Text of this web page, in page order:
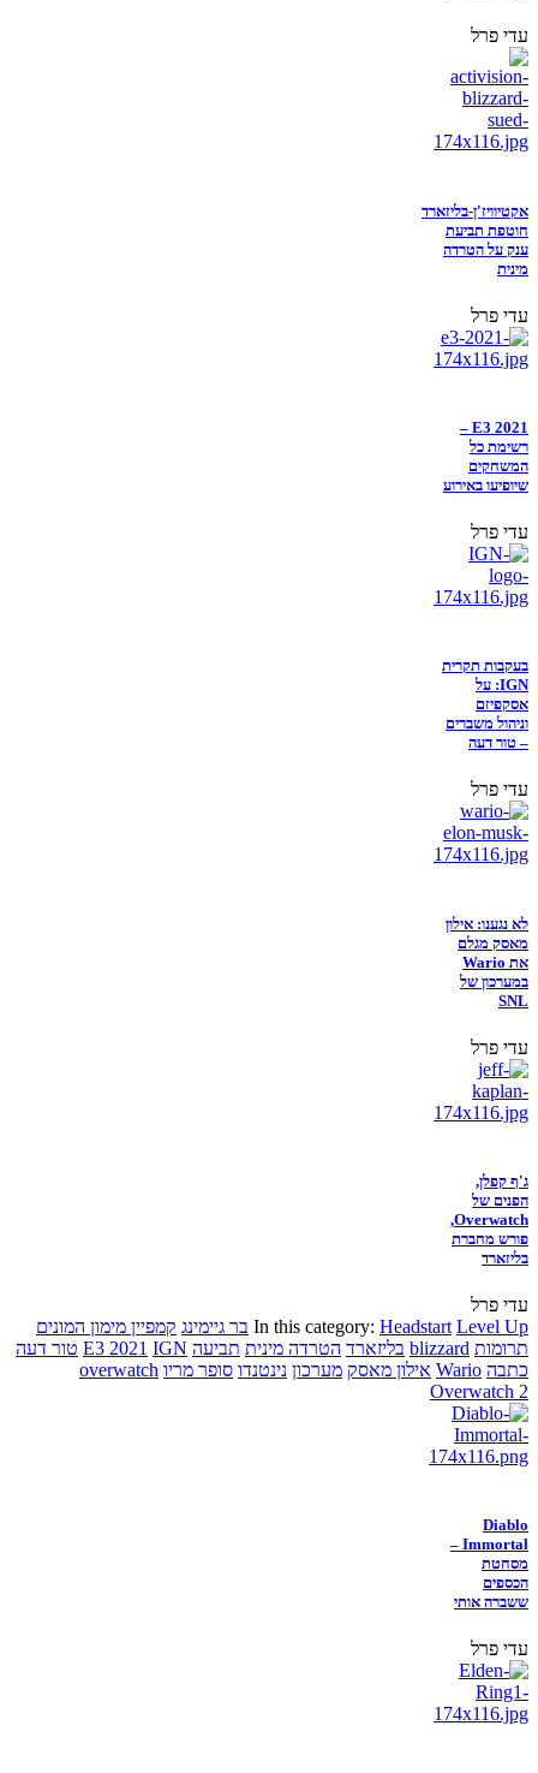
עדי פרל
אקטיוויז'ן-בליזארד
חוטפת תביעת
ענק על הטרדה
מינית
עדי פרל
E3 2021 –
רשימת כל
המשחקים
שיופיעו באירוע
עדי פרל
בעקבות תקרית
IGN: על
אסקפיזם
וניהול משברים
– טור דעה
עדי פרל
לא נגענו: אילון
מאסק מגלם
את Wario
במערכון של
SNL
עדי פרל
ג'ף קפלן,
הפנים של
Overwatch,
פורש מחברת
בליזארד
עדי פרל
In this category: Headstart Level Up בר גיימינג קמפיין מימון המונים
תרומות blizzard בליזארד הטרדה מינית תביעה E3 2021 IGN
טור דעה
כתבה Wario אילון מאסק מערכון נינטנדו סופר מריו overwatch
Overwatch 2
Diablo
Immortal –
מסחטת
הכספים
ששברה אותי
עדי פרל